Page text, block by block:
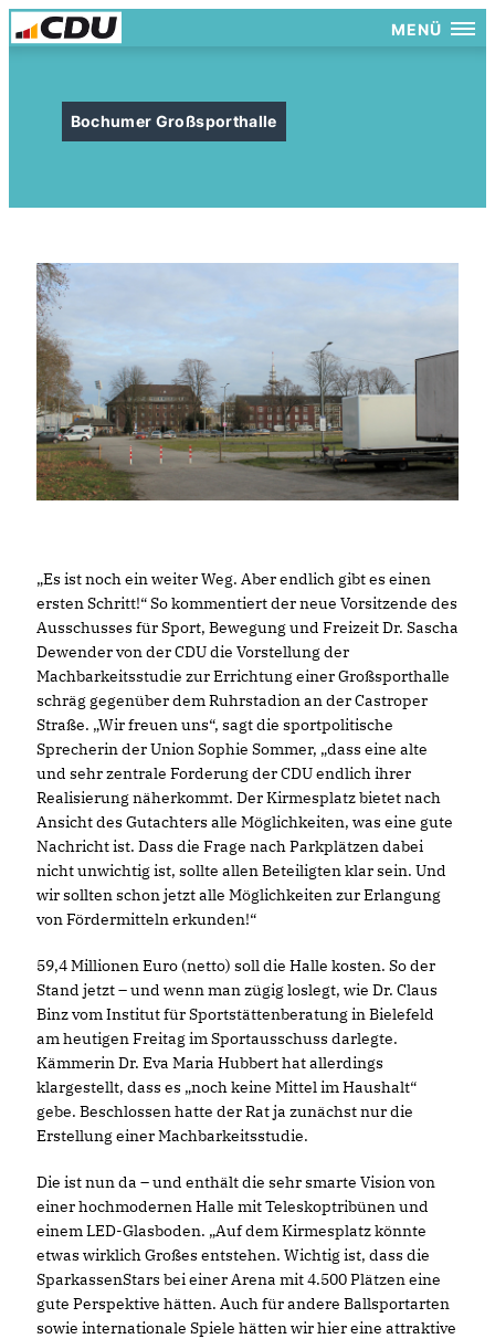
MENÜ
Bochumer Großsporthalle
Es ist noch ein weiter Weg. Aber endlich gibt es einen
ersten Schritt!“ So kommentiert der neue Vorsitzende des
Ausschusses für Sport, Bewegung und Freizeit Dr. Sascha
Dewender von der CDU die Vorstellung der
Machbarkeitsstudie zur Errichtung einer Großsporthalle
schräg gegenüber dem Ruhrstadion an der Castroper
Straße. „Wir freuen uns“, sagt die sportpolitische
Sprecherin der Union Sophie Sommer, „dass eine alte
und sehr zentrale Forderung der CDU endlich ihrer
Realisierung näherkommt. Der Kirmesplatz bietet nach
Ansicht des Gutachters alle Möglichkeiten, was eine gute
Nachricht ist. Dass die Frage nach Parkplätzen dabei
nicht unwichtig ist, sollte allen Beteiligten klar sein. Und
wir sollten schon jetzt alle Möglichkeiten zur Erlangung
von Fördermitteln erkunden!“
59,4 Millionen Euro (netto) soll die Halle kosten. So der
Stand jetzt – und wenn man zügig loslegt, wie Dr. Claus
Binz vom Institut für Sportstättenberatung in Bielefeld
am heutigen Freitag im Sportausschuss darlegte.
Kämmerin Dr. Eva Maria Hubbert hat allerdings
klargestellt, dass es „noch keine Mittel im Haushalt“
gebe. Beschlossen hatte der Rat ja zunächst nur die
Erstellung einer Machbarkeitsstudie.
Die ist nun da – und enthält die sehr smarte Vision von
einer hochmodernen Halle mit Teleskoptribünen und
einem LED-Glasboden. „Auf dem Kirmesplatz könnte
etwas wirklich Großes entstehen. Wichtig ist, dass die
SparkassenStars bei einer Arena mit 4.500 Plätzen eine
gute Perspektive hätten. Auch für andere Ballsportarten
sowie internationale Spiele hätten wir hier eine attraktive